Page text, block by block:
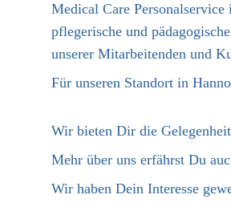
Medical Care
pflegerische und
unserer Mitarbeitenden und
Für unseren Standort in
Wir bieten Dir die
Mehr über uns erfährst Du
Wir haben Dein Interesse